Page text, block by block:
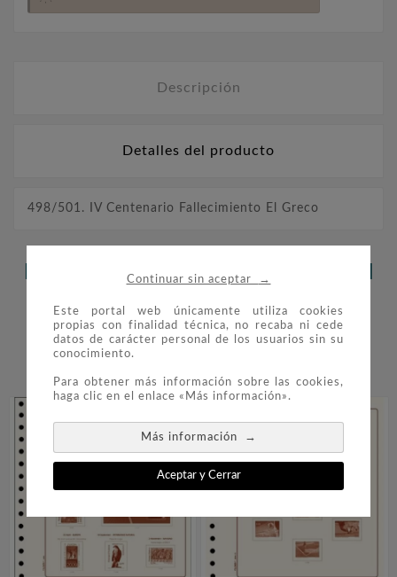
Continuar sin aceptar →
Este portal web únicamente utiliza cookies
propias con finalidad técnica, no recaba ni cede
datos de carácter personal de los usuarios sin su
conocimiento.
Para obtener más información sobre las cookies,
haga clic en el enlace «Más información».
Más información →
Aceptar y Cerrar
Descripción
Detalles del producto
498/501. IV Centenario Fallecimiento El Greco
LOS CLIENTES QUE ADQUIRIERON
ESTE PRODUCTO TAMBIÉN
COMPRARON: